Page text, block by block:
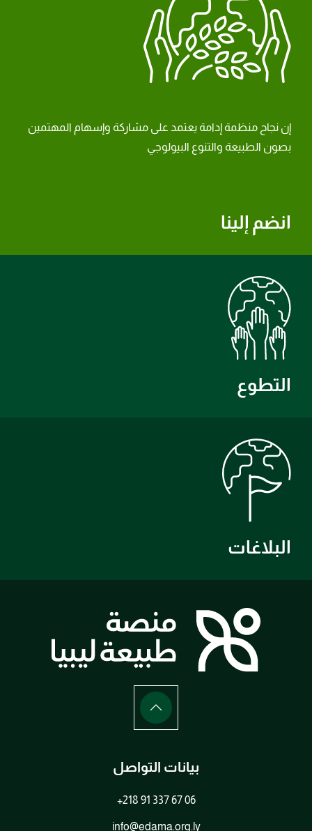
انضم إلينا
إن نجاح منظمة إدامة يعتمد على مشاركة وإسهام المهتمين
بصون الطبيعة والتنوع البيولوجي
التطوع
البلاغات
بيانات التواصل
+218 91 337 67 06
info@edama.org.ly